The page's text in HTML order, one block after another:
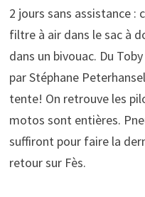
2 jours sans assistance :
filtre à air dans le sac à
dans un bivouac. Du
par Stéphane
tente! On retrouve les
motos sont entières.
suffiront pour faire la
retour sur Fès.